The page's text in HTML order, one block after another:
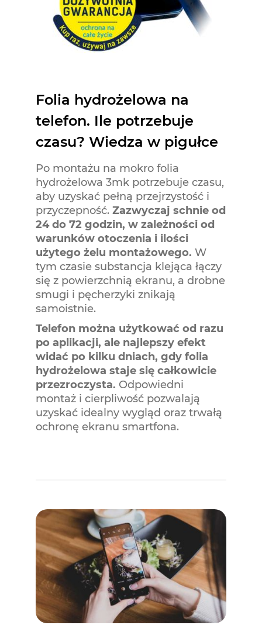
Folia hydrożelowa na
telefon. Ile potrzebuje
czasu? Wiedza w pigułce
Po montażu na mokro folia
hydrożelowa 3mk potrzebuje czasu,
aby uzyskać pełną przejrzystość i
przyczepność. Zazwyczaj schnie od
24 do 72 godzin, w zależności od
warunków otoczenia i ilości
użytego żelu montażowego. W
tym czasie substancja klejąca łączy
się z powierzchnią ekranu, a drobne
smugi i pęcherzyki znikają
samoistnie.
Telefon można użytkować od razu
po aplikacji, ale najlepszy efekt
widać po kilku dniach, gdy folia
hydrożelowa staje się całkowicie
przezroczysta. Odpowiedni
montaż i cierpliwość pozwalają
uzyskać idealny wygląd oraz trwałą
ochronę ekranu smartfona.